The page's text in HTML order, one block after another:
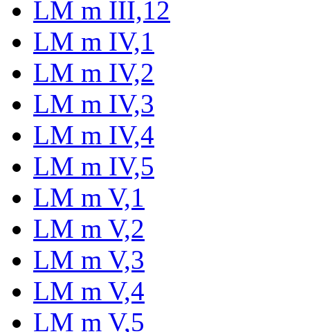
LM m III,12
LM m IV,1
LM m IV,2
LM m IV,3
LM m IV,4
LM m IV,5
LM m V,1
LM m V,2
LM m V,3
LM m V,4
LM m V,5